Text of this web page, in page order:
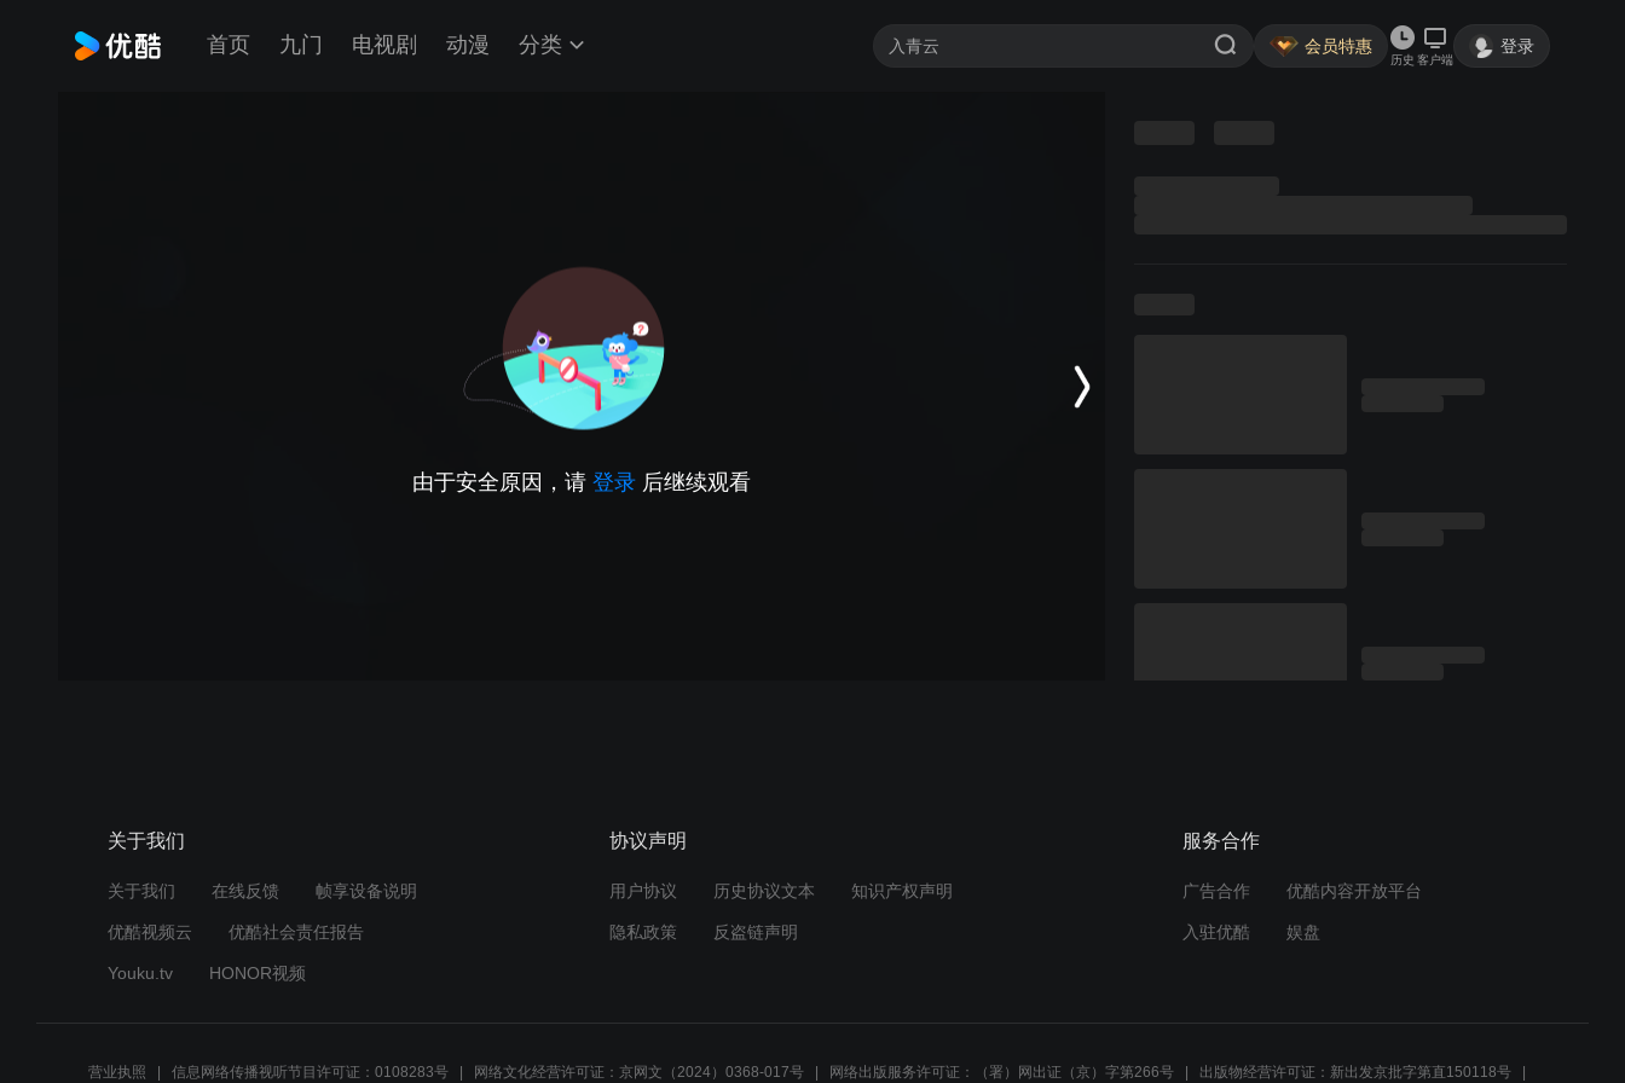
首页 九门 电视剧 动漫 分类 会员特惠
历史 客户端
登录
由于安全原因，请 登录 后继续观看
关于我们
关于我们 在线反馈 帧享设备说明
优酷视频云 优酷社会责任报告
Youku.tv HONOR视频
协议声明
用户协议 历史协议文本 知识产权声明
隐私政策 反盗链声明
服务合作
广告合作 优酷内容开放平台
入驻优酷 娱盘
营业执照 信息网络传播视听节目许可证：0108283号 网络文化经营许可证：京网文（2024）0368-017号 网络出版服务许可证：（署）网出证（京）字第266号 出版物经营许可证：新出发京批字第直150118号